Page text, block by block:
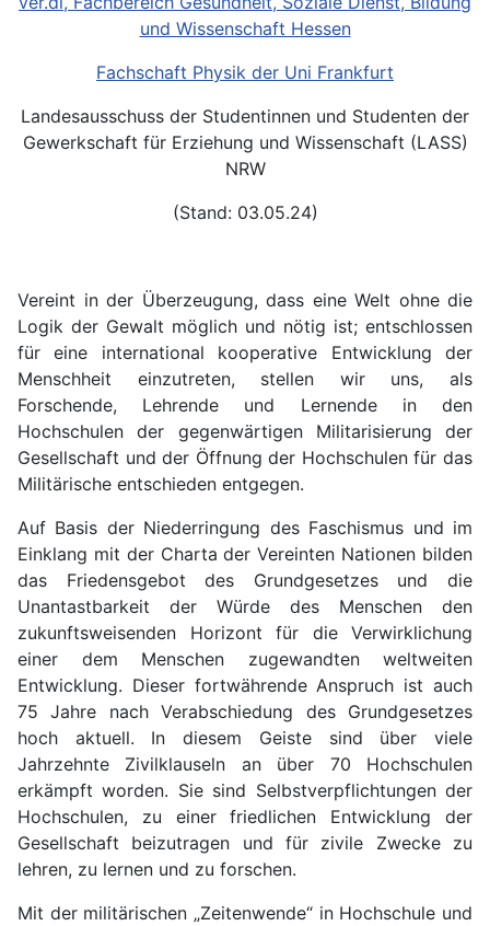
und Wissenschaft Hessen
Fachschaft Physik der Uni Frankfurt
Landesausschuss der Studentinnen und Studenten der
Gewerkschaft für Erziehung und Wissenschaft (LASS)
NRW
(Stand: 03.05.24)
Vereint in der Überzeugung, dass eine Welt ohne die
Logik der Gewalt möglich und nötig ist; entschlossen
für eine international kooperative Entwicklung der
Menschheit einzutreten, stellen wir uns, als
Forschende, Lehrende und Lernende in den
Hochschulen der gegenwärtigen Militarisierung der
Gesellschaft und der Öffnung der Hochschulen für das
Militärische entschieden entgegen.
Auf Basis der Niederringung des Faschismus und im
Einklang mit der Charta der Vereinten Nationen bilden
das Friedensgebot des Grundgesetzes und die
Unantastbarkeit der Würde des Menschen den
zukunftsweisenden Horizont für die Verwirklichung
einer dem Menschen zugewandten weltweiten
Entwicklung. Dieser fortwährende Anspruch ist auch
75 Jahre nach Verabschiedung des Grundgesetzes
hoch aktuell. In diesem Geiste sind über viele
Jahrzehnte Zivilklauseln an über 70 Hochschulen
erkämpft worden. Sie sind Selbstverpflichtungen der
Hochschulen, zu einer friedlichen Entwicklung der
Gesellschaft beizutragen und für zivile Zwecke zu
lehren, zu lernen und zu forschen.
Mit der militärischen „Zeitenwende“ in Hochschule und